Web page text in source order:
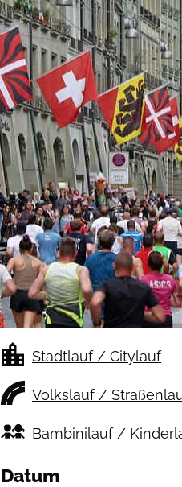
Stadtlauf / Citylauf
Volkslauf /
Bambinilauf /
Datum